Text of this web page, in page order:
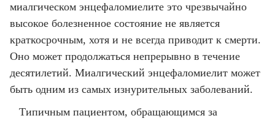
миалгическом энцефаломиелите это чрезвычайно
высокое болезненное состояние не является
краткосрочным, хотя и не всегда приводит к смерти.
Оно может продолжаться непрерывно в течение
десятилетий. Миалгический энцефаломиелит может
быть одним из самых изнурительных заболеваний.
Типичным пациентом, обращающимся за